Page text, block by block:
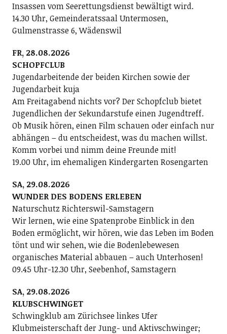
Insassen vom Seerettungsdienst bewältigt wird.
14.30 Uhr, Gemeinderatssaal Untermosen,
Gulmenstrasse 6, Wädenswil
FR, 28.08.2026
SCHOPFCLUB
Jugendarbeitende der beiden Kirchen sowie der
Jugendarbeit kuja
Am Freitagabend nichts vor? Der Schopfclub bietet
Jugendlichen der Sekundarstufe einen Jugendtreff.
Ob Musik hören, einen Film schauen oder einfach nur
abhängen – du entscheidest, was du machen willst.
Komm vorbei und nimm deine Freunde mit!
19.00 Uhr, im ehemaligen Kindergarten Rosengarten
SA, 29.08.2026
WUNDER DES BODENS ERLEBEN
Naturschutz Richterswil-Samstagern
Wir lernen, wie eine Spatenprobe Einblick in den
Boden ermöglicht, wir hören, wie das Leben im Boden
tönt und wir sehen, wie die Bodenlebewesen
organisches Material abbauen – auch Unterhosen!
09.45 Uhr-12.30 Uhr, Seebenhof, Samstagern
SA, 29.08.2026
KLUBSCHWINGET
Schwingklub am Zürichsee linkes Ufer
Klubmeisterschaft der Jung- und Aktivschwinger;